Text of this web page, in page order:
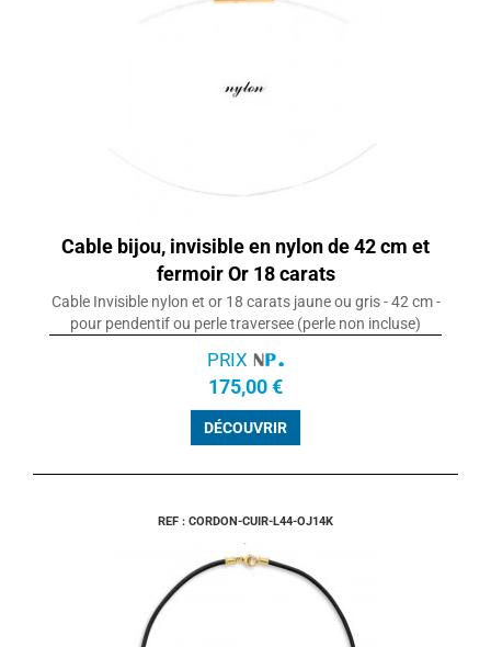
Cable bijou, invisible en nylon de 42 cm et
fermoir Or 18 carats
Cable Invisible nylon et or 18 carats jaune ou gris - 42 cm -
pour pendentif ou perle traversee (perle non incluse)
PRIX
175,00 €
DÉCOUVRIR
REF : CORDON-CUIR-L44-OJ14K